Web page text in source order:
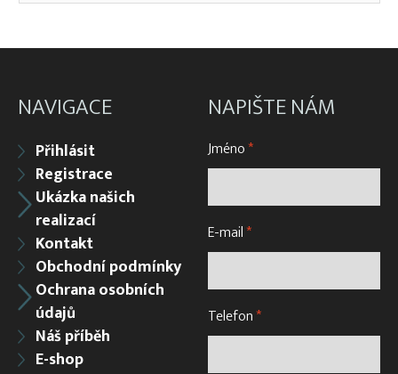
NAVIGACE
Přihlásit
Registrace
Ukázka našich
realizací
Kontakt
Obchodní podmínky
Ochrana osobních
údajů
Náš příběh
E-shop
NAPIŠTE NÁM
Jméno*
E-mail*
Telefon*